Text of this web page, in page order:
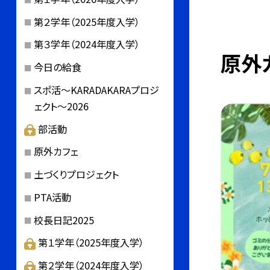
原外
第２学年（2025年度入学）
第３学年（2024年度入学）
今日の給食
スポ活～KARADAKARAプロジ
ェクト～2026
部活動
原外カフェ
土づくりプロジェクト
PTA活動
校長日記2025
第１学年（2025年度入学）
第２学年（2024年度入学）